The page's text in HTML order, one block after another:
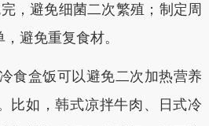
，避免细菌二次繁殖；制定周
避免重复食材。
盒饭可以避免二次加热营养
比如，韩式凉拌牛肉、日式冷